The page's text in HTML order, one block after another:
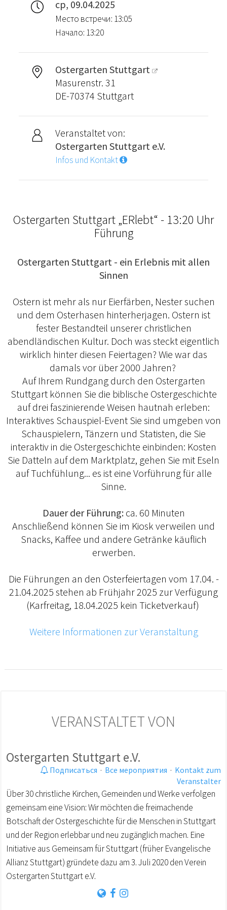
ср, 09.04.2025
Место встречи: 13:05
Начало: 13:20
Ostergarten Stuttgart
Masurenstr. 31
DE-70374 Stuttgart
Veranstaltet von:
Ostergarten Stuttgart e.V.
Infos und Kontakt
Ostergarten Stuttgart „ERlebt“ - 13:20 Uhr
Führung
Ostergarten Stuttgart - ein Erlebnis mit allen
Sinnen
Ostern ist mehr als nur Eierfärben, Nester suchen
und dem Osterhasen hinterherjagen. Ostern ist
fester Bestandteil unserer christlichen
abendländischen Kultur. Doch was steckt eigentlich
wirklich hinter diesen Feiertagen? Wie war das
damals vor über 2000 Jahren?
Auf Ihrem Rundgang durch den Ostergarten
Stuttgart können Sie die biblische Ostergeschichte
auf drei faszinierende Weisen hautnah erleben:
Interaktives Schauspiel-Event Sie sind umgeben von
Schauspielern, Tänzern und Statisten, die Sie
interaktiv in die Ostergeschichte einbinden: Kosten
Sie Datteln auf dem Marktplatz, gehen Sie mit Eseln
auf Tuchfühlung... es ist eine Vorführung für alle
Sinne.
Dauer der Führung:ca. 60 Minuten
Anschließend können Sie im Kiosk verweilen und
Snacks, Kaffee und andere Getränke käuflich
erwerben.
Die Führungen an den Osterfeiertagen vom 17.04. -
21.04.2025 stehen ab Frühjahr 2025 zur Verfügung
(Karfreitag, 18.04.2025 kein Ticketverkauf)
Weitere Informationen zur Veranstaltung
VERANSTALTET VON
Ostergarten Stuttgart e.V.
Подписаться · Все мероприятия · Kontakt zum
Veranstalter
Über 30 christliche Kirchen, Gemeinden und Werke verfolgen
gemeinsam eine Vision: Wir möchten die freimachende
Botschaft der Ostergeschichte für die Menschen in Stuttgart
und der Region erlebbar und neu zugänglich machen. Eine
Initiative aus Gemeinsam für Stuttgart (früher Evangelische
Allianz Stuttgart) gründete dazu am 3. Juli 2020 den Verein
Ostergarten Stuttgart e.V.